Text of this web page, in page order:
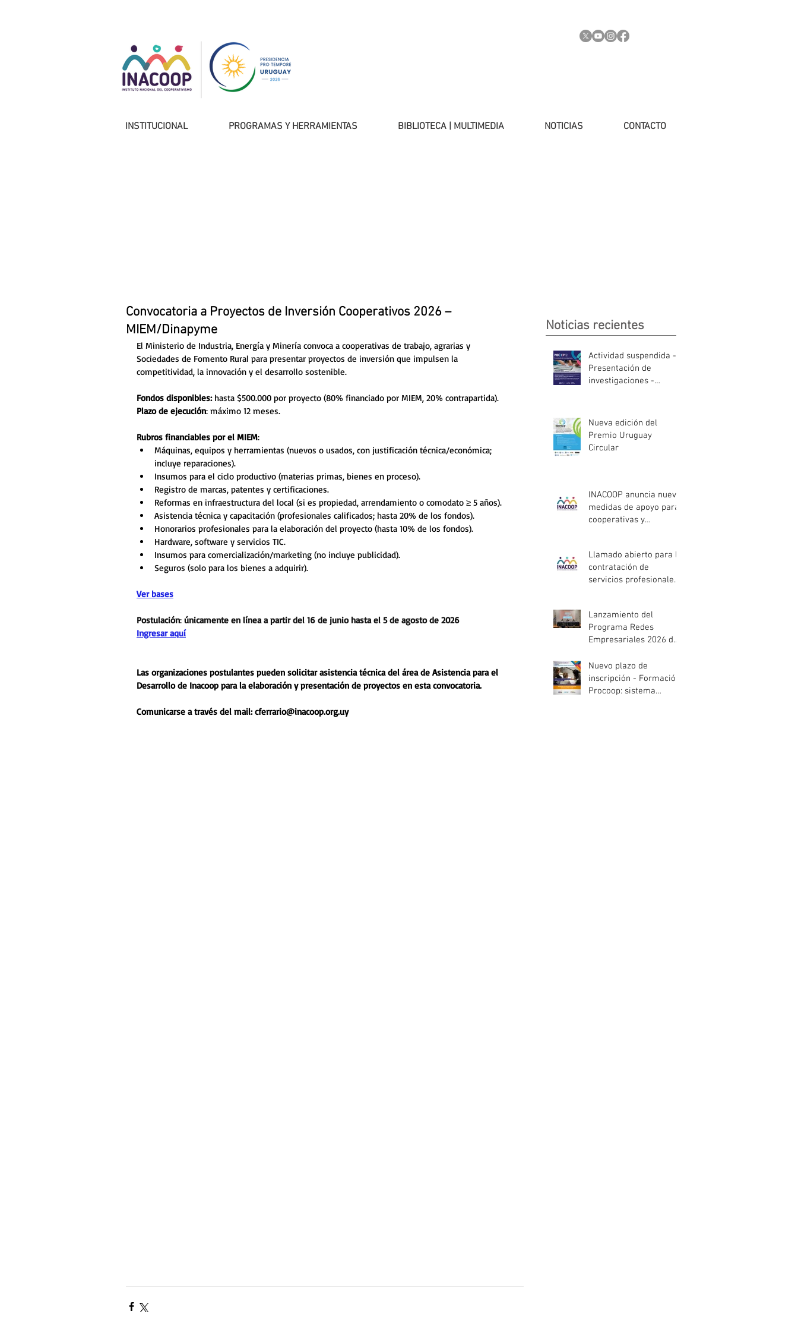
INSTITUCIONAL PROGRAMAS Y HERRAMIENTAS BIBLIOTECA | MULTIMEDIA NOTICIAS CONTACTO
Convocatoria a Proyectos de Inversión Cooperativos 2026 –
MIEM/Dinapyme
El Ministerio de Industria, Energía y Minería convoca a cooperativas de trabajo, agrarias y
Sociedades de Fomento Rural para presentar proyectos de inversión que impulsen la
competitividad, la innovación y el desarrollo sostenible.
Fondos disponibles: hasta $500.000 por proyecto (80% financiado por MIEM, 20% contrapartida).
Plazo de ejecución: máximo 12 meses.
Rubros financiables por el MIEM:
Máquinas, equipos y herramientas (nuevos o usados, con justificación técnica/económica;
incluye reparaciones).
Insumos para el ciclo productivo (materias primas, bienes en proceso).
Registro de marcas, patentes y certificaciones.
Reformas en infraestructura del local (si es propiedad, arrendamiento o comodato ≥ 5 años).
Asistencia técnica y capacitación (profesionales calificados; hasta 20% de los fondos).
Honorarios profesionales para la elaboración del proyecto (hasta 10% de los fondos).
Hardware, software y servicios TIC.
Insumos para comercialización/marketing (no incluye publicidad).
Seguros (solo para los bienes a adquirir).
Ver bases
Postulación: únicamente en línea a partir del 16 de junio hasta el 5 de agosto de 2026
Ingresar aquí
Las organizaciones postulantes pueden solicitar asistencia técnica del área de Asistencia para el
Desarrollo de Inacoop para la elaboración y presentación de proyectos en esta convocatoria.
Comunicarse a través del mail: cferrario@inacoop.org.uy
Noticias recientes
Actividad suspendida -
Presentación de
investigaciones -
Nueva edición del
Premio Uruguay
Circular
INACOOP anuncia nueve
medidas de apoyo para
cooperativas y
afectadas por el
temporal
Llamado abierto para la
contratación de
servicios profesionales
Lanzamiento del
Programa Redes
Empresariales 2026 de
Nuevo plazo de
inscripción - Formación
Procoop: sistema